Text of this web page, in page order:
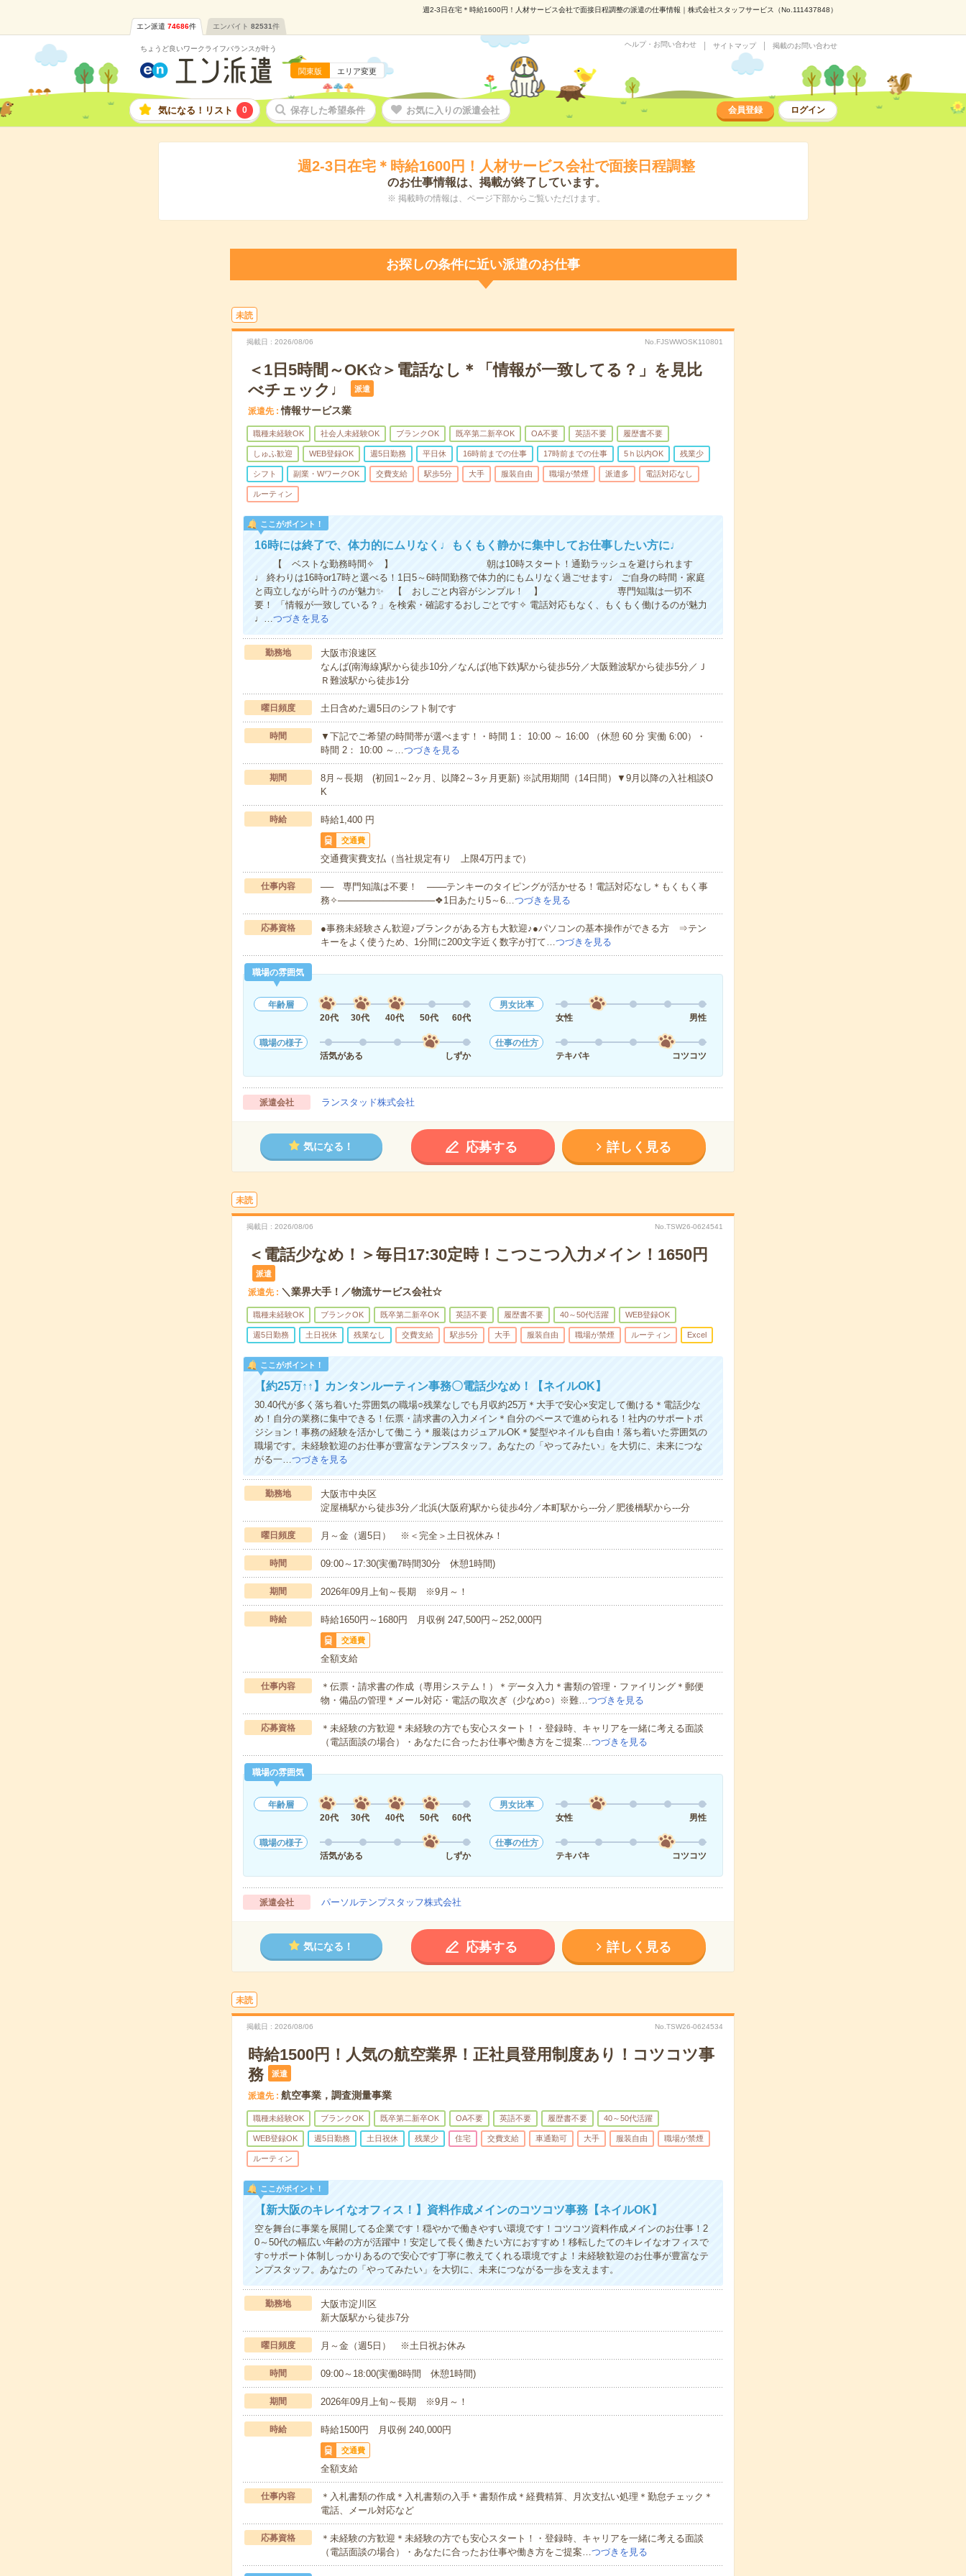
週2-3日在宅＊時給1600円！人材サービス会社で面接日程調整の派遣の仕事情報｜株式会社スタッフサービス（No.111437848）
エン派遣 74686件 エンバイト 82531件
ちょうど良いワークライフバランスが叶う
関東版 エリア変更
ヘルプ・お問い合わせ サイトマップ 掲載のお問い合わせ
気になる！リスト 0 保存した希望条件 お気に入りの派遣会社 会員登録 ログイン
週2-3日在宅＊時給1600円！人材サービス会社で面接日程調整
のお仕事情報は、掲載が終了しています。
※ 掲載時の情報は、ページ下部からご覧いただけます。
お探しの条件に近い派遣のお仕事
未読
掲載日 2026/08/06 No.FJSWWOSK110801
＜1日5時間～OK✩＞電話なし＊「情報が一致してる？」を見比
べチェック♩
派遣
派遣先 情報サービス業
職種未経験OK 社会人未経験OK ブランクOK 既卒第二新卒OK OA不要 英語不要 履歴書不要
しゅふ歓迎 WEB登録OK 週5日勤務 平日休 16時前までの仕事 17時前までの仕事 5ｈ以内OK 残業少
シフト 副業・WワークOK 交費支給 駅歩5分 大手 服装自由 職場が禁煙 派遣多 電話対応なし
ルーティン
ここがポイント！
16時には終了で、体力的にムリなく♩もくもく静かに集中してお仕事したい方に♩
【 ベストな勤務時間✧ 】 朝は10時スタート！通勤ラッシュを避けられます
♩ 終わりは16時or17時と選べる！1日5～6時間勤務で体力的にもムリなく過ごせます♩ ご自身の時間・家庭
と両立しながら叶うのが魅力✨ 【 おしごと内容がシンプル！ 】 専門知識は一切不
要！ 「情報が一致している？」を検索・確認するおしごとです✧ 電話対応もなく、もくもく働けるのが魅力
♩…つづきを見る
勤務地
大阪市浪速区
なんば(南海線)駅から徒歩10分／なんば(地下鉄)駅から徒歩5分／大阪難波駅から徒歩5分／Ｊ
Ｒ難波駅から徒歩1分
曜日頻度 土日含めた週5日のシフト制です
時間
▼下記でご希望の時間帯が選べます！・時間 1： 10:00 ～ 16:00 （休憩 60 分 実働 6:00）・
時間 2： 10:00 ～…つづきを見る
期間
8月～長期 (初回1～2ヶ月、以降2～3ヶ月更新) ※試用期間（14日間）▼9月以降の入社相談O
K
時給 時給1,400 円
交通費
交通費実費支払（当社規定有り 上限4万円まで）
仕事内容
── 専門知識は不要！ ───テンキーのタイピングが活かせる！電話対応なし＊もくもく事
務✧───────────────❖1日あたり5～6…つづきを見る
応募資格
●事務未経験さん歓迎♪ブランクがある方も大歓迎♪●パソコンの基本操作ができる方 ⇒テン
キーをよく使うため、1分間に200文字近く数字が打て…つづきを見る
職場の雰囲気
年齢層
20代
30代 40代 50代 60代
男女比率
女性
男性
職場の様子
活気がある
しずか
仕事の仕方
テキパキ
コツコツ
派遣会社 ランスタッド株式会社
気になる！ 応募する 詳しく見る
未読
掲載日 2026/08/06 No.TSW26-0624541
＜電話少なめ！＞毎日17:30定時！こつこつ入力メイン！1650円
派遣
派遣先 ＼業界大手！／物流サービス会社☆
職種未経験OK ブランクOK 既卒第二新卒OK 英語不要 履歴書不要 40～50代活躍 WEB登録OK
週5日勤務 土日祝休 残業なし 交費支給 駅歩5分 大手 服装自由 職場が禁煙 ルーティン Excel
ここがポイント！
【約25万↑↑】カンタンルーティン事務〇電話少なめ！【ネイルOK】
30.40代が多く落ち着いた雰囲気の職場○残業なしでも月収約25万＊大手で安心×安定して働ける＊電話少な
め！自分の業務に集中できる！伝票・請求書の入力メイン＊自分のペースで進められる！社内のサポートポ
ジション！事務の経験を活かして働こう＊服装はカジュアルOK＊髪型やネイルも自由！落ち着いた雰囲気の
職場です。未経験歓迎のお仕事が豊富なテンプスタッフ。あなたの「やってみたい」を大切に、未来につな
がる一…つづきを見る
勤務地
大阪市中央区
淀屋橋駅から徒歩3分／北浜(大阪府)駅から徒歩4分／本町駅から---分／肥後橋駅から---分
曜日頻度 月～金（週5日） ※＜完全＞土日祝休み！
時間 09:00～17:30(実働7時間30分 休憩1時間)
期間 2026年09月上旬～長期 ※9月～！
時給 時給1650円～1680円 月収例 247,500円～252,000円
交通費
全額支給
仕事内容
＊伝票・請求書の作成（専用システム！）＊データ入力＊書類の管理・ファイリング＊郵便
物・備品の管理＊メール対応・電話の取次ぎ（少なめ○）※難…つづきを見る
応募資格
＊未経験の方歓迎＊未経験の方でも安心スタート！・登録時、キャリアを一緒に考える面談
（電話面談の場合）・あなたに合ったお仕事や働き方をご提案…つづきを見る
職場の雰囲気
年齢層
20代
30代 40代 50代 60代
男女比率
女性
男性
職場の様子
活気がある
しずか
仕事の仕方
テキパキ
コツコツ
派遣会社 パーソルテンプスタッフ株式会社
気になる！ 応募する 詳しく見る
未読
掲載日 2026/08/06 No.TSW26-0624534
時給1500円！人気の航空業界！正社員登用制度あり！コツコツ事
務
派遣
派遣先 航空事業，調査測量事業
職種未経験OK ブランクOK 既卒第二新卒OK OA不要 英語不要 履歴書不要 40～50代活躍
WEB登録OK 週5日勤務 土日祝休 残業少 住宅 交費支給 車通勤可 大手 服装自由 職場が禁煙
ルーティン
ここがポイント！
【新大阪のキレイなオフィス！】資料作成メインのコツコツ事務【ネイルOK】
空を舞台に事業を展開してる企業です！穏やかで働きやすい環境です！コツコツ資料作成メインのお仕事！2
0～50代の幅広い年齢の方が活躍中！安定して長く働きたい方におすすめ！移転したてのキレイなオフィスで
す○サポート体制しっかりあるので安心です丁寧に教えてくれる環境ですよ！未経験歓迎のお仕事が豊富なテ
ンプスタッフ。あなたの「やってみたい」を大切に、未来につながる一歩を支えます。
勤務地
大阪市淀川区
新大阪駅から徒歩7分
曜日頻度 月～金（週5日） ※土日祝お休み
時間 09:00～18:00(実働8時間 休憩1時間)
期間 2026年09月上旬～長期 ※9月～！
時給 時給1500円 月収例 240,000円
交通費
全額支給
仕事内容
＊入札書類の作成＊入札書類の入手＊書類作成＊経費精算、月次支払い処理＊勤怠チェック＊
電話、メール対応など
応募資格
＊未経験の方歓迎＊未経験の方でも安心スタート！・登録時、キャリアを一緒に考える面談
（電話面談の場合）・あなたに合ったお仕事や働き方をご提案…つづきを見る